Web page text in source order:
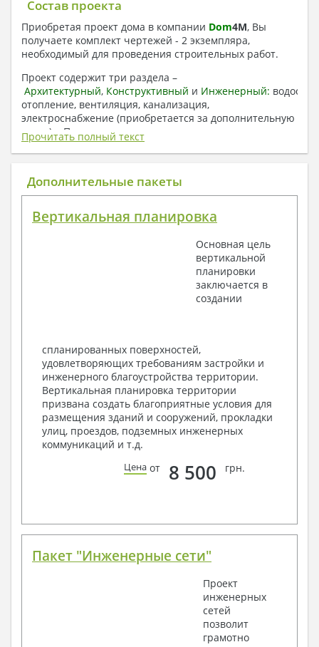
Состав проекта
Приобретая проект дома в компании Dom4M, Вы
получаете комплект чертежей - 2 экземпляра,
необходимый для проведения строительных работ.
Проект содержит три раздела –
Архитектурный, Конструктивный и Инженерный:
отопление, вентиляция, канализация,
электроснабжение (приобретается за дополнительную
плату) + Пояснительная записка.
1. Архитектурный раздел:
Общие данные по проекту
Поэтажные маркировочные планы с
Разрезы и состав конструкций
Фасады с ведомостью внешних отделок
Элементы проемов – спецификация
Ведомость перемычек – сечения и
Архитектурные узлы в конструкциях
2. Конструктивный раздел:
Общие данные по проекту
Схемы расположения и расчеты фундаментов
Элементы каркаса – схемы расположения
Схема расположения перекрытий
Опоры перекрытия на стены или Узлы
Элементы кровли – схемы расположения
3. Инженерный раздел (приобретается по желанию
за дополнительную плату):
Условные обозначения с общими данными
Поэтажная система водоснабжения и
Аксонометрическая схема водоснабжения и
Прочитать полный текст
Дополнительные пакеты
Вертикальная планировка
Основная цель
вертикальной
планировки
заключается в
создании
спланированных поверхностей,
удовлетворяющих требованиям застройки и
инженерного благоустройства территории.
Вертикальная планировка территории
призвана создать благоприятные условия для
размещения зданий и сооружений, прокладки
улиц, проездов, подземных инженерных
коммуникаций и т.д.
Цена от 8 500 грн.
Пакет "Инженерные сети"
Проект
инженерных
сетей
позволит
грамотно